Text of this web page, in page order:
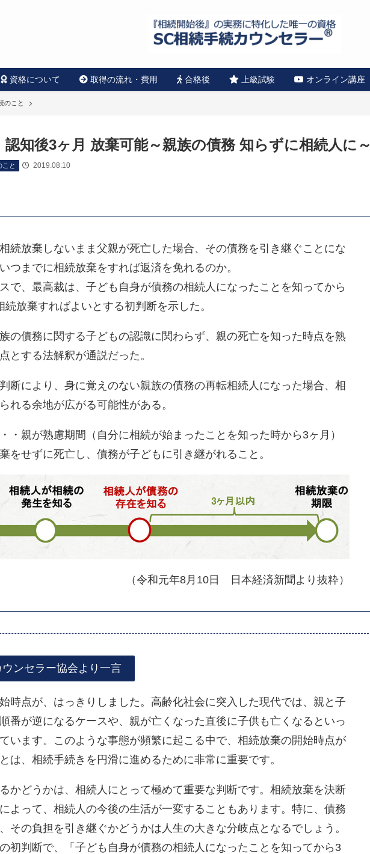
資格について 取得の流れ・費用 合格後 上級試験 オンライン講座
のこと
知後3ヶ月 放棄可能～親族の債務 知らずに相続人に～
こと 2019.08.10
続放棄しないまま父親が死亡した場合、その債務を引き継ぐことにな
つまでに相続放棄をすれば返済を免れるのか。
で、最高裁は、子ども自身が債務の相続人になったことを知ってから
続放棄すればよいとする初判断を示した。
の債務に関する子どもの認識に関わらず、親の死亡を知った時点を熟
とする法解釈が通説だった。
断により、身に覚えのない親族の債務の再転相続人になった場合、相
れる余地が広がる可能性がある。
・親が熟慮期間（自分に相続が始まったことを知った時から3ヶ月）
をせずに死亡し、債務が子どもに引き継がれること。
（令和元年8月10日 日本経済新聞より抜粋）
ンセラー協会より一言
時点が、はっきりしました。高齢化社会に突入した現代では、親と子
番が逆になるケースや、親が亡くなった直後に子供も亡くなるといっ
います。このような事態が頻繁に起こる中で、相続放棄の開始時点が
は、相続手続きを円滑に進めるために非常に重要です。
かどうかは、相続人にとって極めて重要な判断です。相続放棄を決断
よって、相続人の今後の生活が一変することもあります。特に、債務
その負担を引き継ぐかどうかは人生の大きな分岐点となるでしょう。
初判断で、「子ども自身が債務の相続人になったことを知ってから3